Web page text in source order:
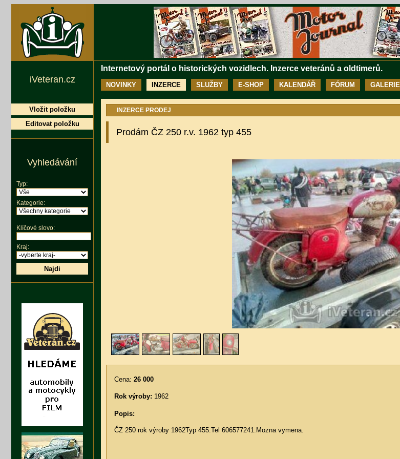
Internetový portál o historických vozidlech. Inzerce veteránů a oldtimerů.
NOVINKY INZERCE SLUŽBY E-SHOP KALENDÁŘ FÓRUM GALERIE
INZERCE PRODEJ
Prodám ČZ 250 r.v. 1962 typ 455
Cena: 26 000
Rok výroby: 1962
Popis:
ČZ 250 rok výroby 1962Typ 455.Tel 606577241.Mozna vymena.
iVeteran.cz
Vložit položku
Editovat položku
Vyhledávání
Typ:
Kategorie:
Klíčové slovo:
Kraj:
Najdi